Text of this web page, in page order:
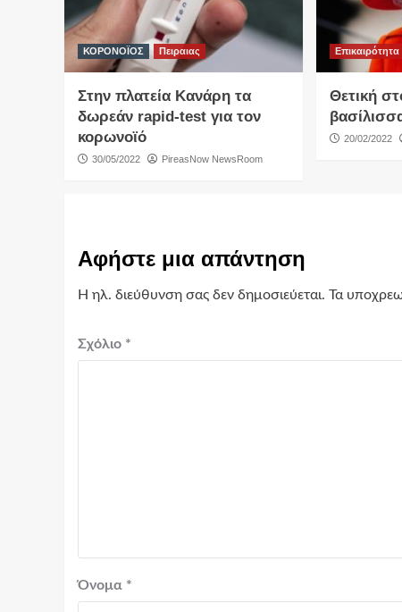
ΚΟΡΟΝΟΪΟΣ Πειραιας
Στην πλατεία Κανάρη τα
δωρεάν rapid-test για τον
κορωνοϊό
30/05/2022 PireasNow NewsRoom
Επικαιρότητα
Θετική
20/02/2022
Αφήστε μια απάντηση
Η ηλ. διεύθυνση σας δεν δημοσιεύεται. Τα
Σχόλιο *
Όνομα *